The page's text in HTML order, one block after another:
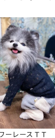
ーレースＴＴ